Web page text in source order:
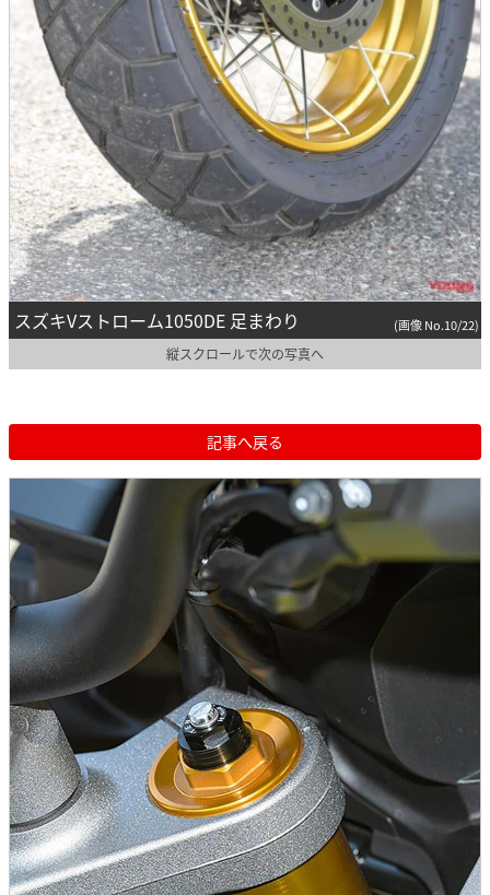
スズキVストローム1050DE 足まわり (画像 No.10/22)
縦スクロールで次の写真へ
記事へ戻る